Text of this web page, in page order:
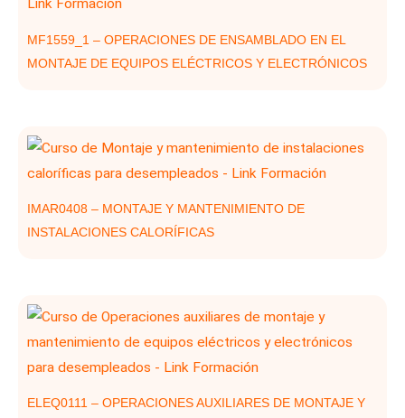
MF1559_1 – OPERACIONES DE ENSAMBLADO EN EL
MONTAJE DE EQUIPOS ELÉCTRICOS Y ELECTRÓNICOS
IMAR0408 – MONTAJE Y MANTENIMIENTO DE
INSTALACIONES CALORÍFICAS
ELEQ0111 – OPERACIONES AUXILIARES DE MONTAJE Y